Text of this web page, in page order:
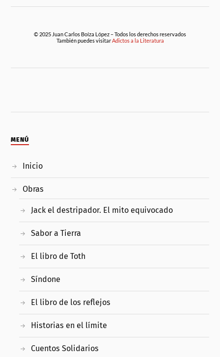
© 2025 Juan Carlos Boíza López – Todos los derechos reservados
También puedes visitarAdictos a la Literatura
MENÚ
Inicio
Obras
Jack el destripador. El mito equivocado
Sabor a Tierra
El libro de Toth
Síndone
El libro de los reflejos
Historias en el límite
Cuentos Solidarios